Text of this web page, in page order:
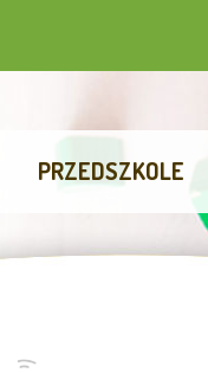
PRZEDSZKOLE